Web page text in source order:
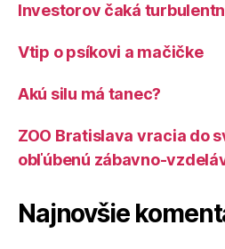
Investorov čaká
Vtip o psíkovi a mačičke
Akú silu má tanec?
ZOO Bratislava vracia do
obľúbenú zábavno-
Najnovšie